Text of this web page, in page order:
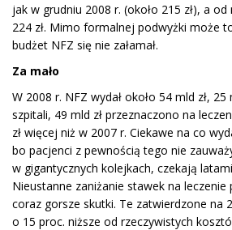
jak w grudniu 2008 r. (około 215 zł), a
224 zł. Mimo formalnej podwyżki może
budżet NFZ się nie załamał.
Za mało
W 2008 r. NFZ wydał około 54 mld zł, 25
szpitali, 49 mld zł przeznaczono na
zł więcej niż w 2007 r. Ciekawe na co
bo pacjenci z pewnością tego nie
w gigantycznych kolejkach, czekają
Nieustanne zaniżanie stawek na
coraz gorsze skutki. Te zatwierdzone na
o 15 proc. niższe od rzeczywistych